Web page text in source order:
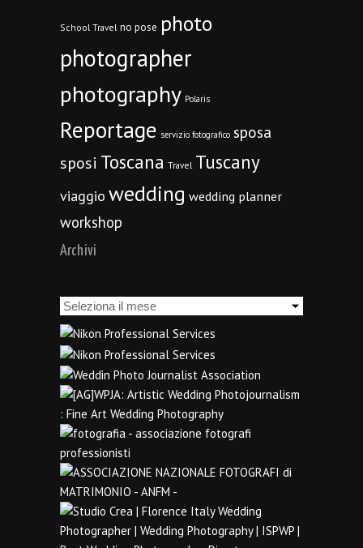
School Travel no pose photo
photographer
photography Polaris
Reportage servizio fotografico sposa
sposi Toscana Travel Tuscany
viaggio wedding wedding planner
workshop
Archivi
Archivi